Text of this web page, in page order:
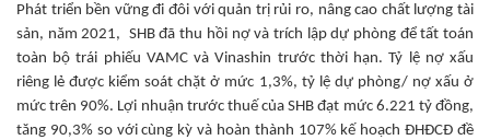
Phát triển bền vững đi đôi với quản trị rủi ro, nâng cao chất lượng tài
sản, năm 2021, SHB đã thu hồi nợ và trích lập dự phòng để tất toán
toàn bộ trái phiếu VAMC và Vinashin trước thời hạn. Tỷ lệ nợ xấu
riêng lẻ được kiểm soát chặt ở mức 1,3%, tỷ lệ dự phòng/ nợ xấu ở
mức trên 90%. Lợi nhuận trước thuế của SHB đạt mức 6.221 tỷ đồng,
tăng 90,3% so với cùng kỳ và hoàn thành 107% kế hoạch ĐHĐCĐ đề